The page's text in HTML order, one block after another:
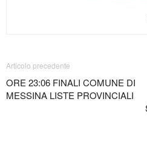
Articolo precedente
ORE 23:06 FINALI COMUNE DI
MESSINA LISTE PROVINCIALI